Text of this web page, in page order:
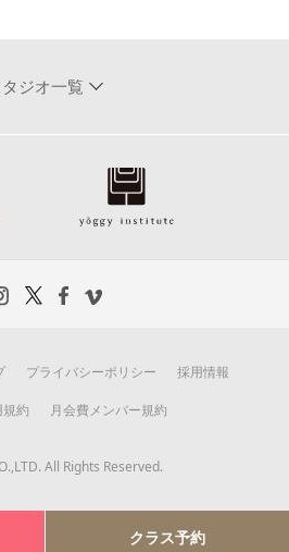
クラス予約
タジオ一覧
プライバシーポリシー 採用情報
約 月会費メンバー規約
All Rights Reserved.